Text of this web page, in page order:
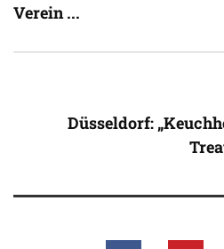
Verein ...
Düsseldorf: